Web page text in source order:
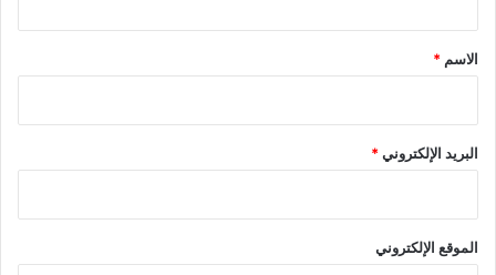
*
الاسم *
البريد الإلكتروني*
الموقع الإلكتروني